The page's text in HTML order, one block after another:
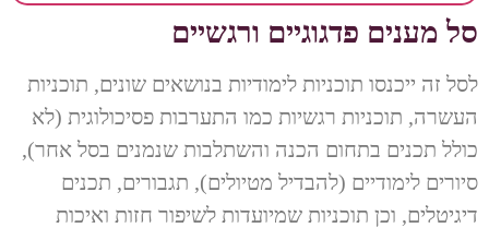
סל מענים פדגוגיים ורגשיים
לסל זה ייכנסו תוכניות לימודיות בנושאים שונים, תוכניות
העשרה, תוכניות רגשיות כמו התערבות פסיכולוגית (לא
כולל תכנים בתחום הכנה והשתלבות שנמנים בסל אחר),
סיורים לימודיים (להבדיל מטיולים), תגבורים, תכנים
דיגיטלים, וכן תוכניות שמיועדות לשיפור חזות ואיכות